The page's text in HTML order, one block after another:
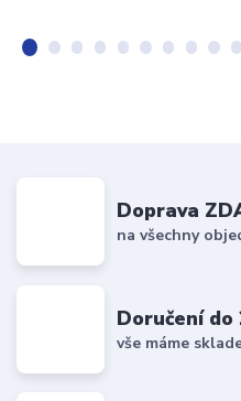
Doprava
na všechny
Doručení do
vše máme